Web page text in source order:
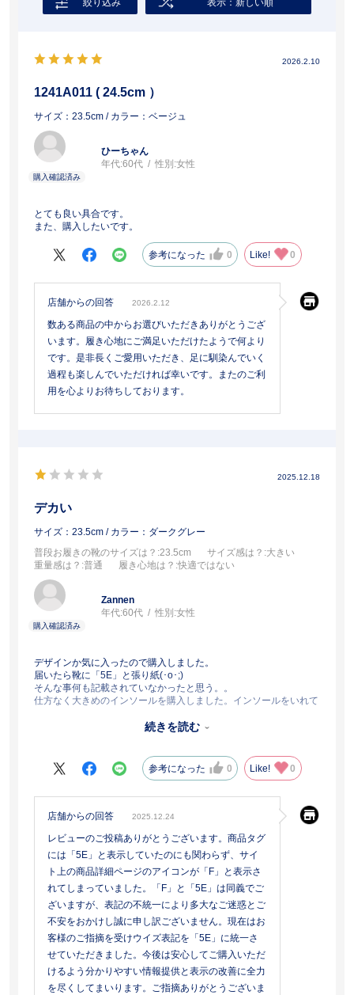
絞り込み 表示：新しい順
2026.2.10
1241A011 ( 24.5cm ）
サイズ：23.5cm / カラー：ベージュ
ひーちゃん
年代:60代 性別:女性
とても良い具合です。
また、購入したいです。
参考になった 0 Like! 0
店舗からの回答 2026.2.12
数ある商品の中からお選びいただきありがとうござ
います。履き心地にご満足いただけたようで何より
です。是非長くご愛用いただき、足に馴染んでいく
過程も楽しんでいただければ幸いです。またのご利
用を心よりお待ちしております。
2025.12.18
デカい
サイズ：23.5cm / カラー：ダークグレー
普段お履きの靴のサイズは？ :23.5cm サイズ感は？ :大きい
重量感は？ :普通 履き心地は？ :快適ではない
Zannen
年代:60代 性別:女性
デザインか気に入ったので購入しました。
届いたら靴に「5E」と張り紙(⁠･⁠o⁠･⁠;⁠)
そんな事何も記載されていなかったと思う。。
仕方なく大きめのインソールを購入しました。インソールをいれて
靴のサイズ23.5は間違ってはないのに不思議過ぎる。23で買いなお
送料負担して返品しました。
小さかったことはあっても、ここまでサイズが大き過ぎるのは全く
続きを読む
参考になった 0 Like! 0
店舗からの回答 2025.12.24
レビューのご投稿ありがとうございます。商品タグ
には「5E」と表示していたのにも関わらず、サイ
ト上の商品詳細ページのアイコンが「F」と表示さ
れてしまっていました。「F」と「5E」は同義でご
ざいますが、表記の不統一により多大なご迷惑とご
不安をおかけし誠に申し訳ございません。現在はお
客様のご指摘を受けウイズ表記を「5E」に統一さ
せていただきました。今後は安心してご購入いただ
けるよう分かりやすい情報提供と表示の改善に全力
を尽くしてまいります。ご指摘ありがとうございま